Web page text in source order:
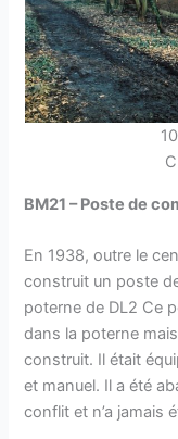
BM21 – Poste de
En 1938, outre le
construit un poste
poterne de DL2 Ce
dans la poterne
construit. Il était
et manuel. Il a été
conflit et n’a jamais